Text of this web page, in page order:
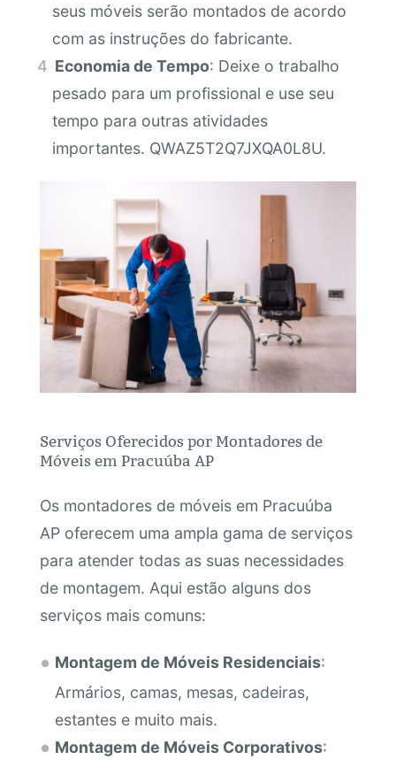
seus móveis serão montados de acordo
com as instruções do fabricante.
Economia de Tempo: Deixe o trabalho
pesado para um profissional e use seu
tempo para outras atividades
importantes. QWAZ5T2Q7JXQA0L8U.
Serviços Oferecidos por Montadores de
Móveis em Pracuúba AP
Os montadores de móveis em Pracuúba
AP oferecem uma ampla gama de serviços
para atender todas as suas necessidades
de montagem. Aqui estão alguns dos
serviços mais comuns:
Montagem de Móveis Residenciais:
Armários, camas, mesas, cadeiras,
estantes e muito mais.
Montagem de Móveis Corporativos: